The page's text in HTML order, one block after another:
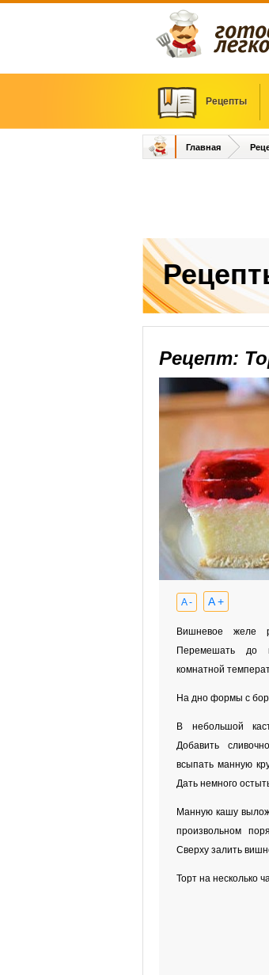
Рецепты
Главная
Рецепт:
A - A +
Вишневое желе
Перемешать до
комнатной
На дно формы с
В небольшой
Добавить
всыпать манную
Дать немного
Манную кашу
произвольном
Сверху залить
Торт на несколько